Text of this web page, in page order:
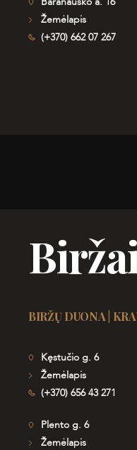
Žemėlapis
(+370) 662 07 267
BIRŽŲ DUONA |
Kęstučio g. 6
Žemėlapis
(+370) 656 43 271
Plento g. 6
Žemėlapis